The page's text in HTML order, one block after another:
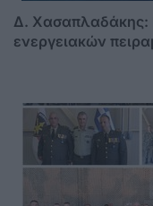
Δ. Χασαπλαδάκης:
ενεργειακών